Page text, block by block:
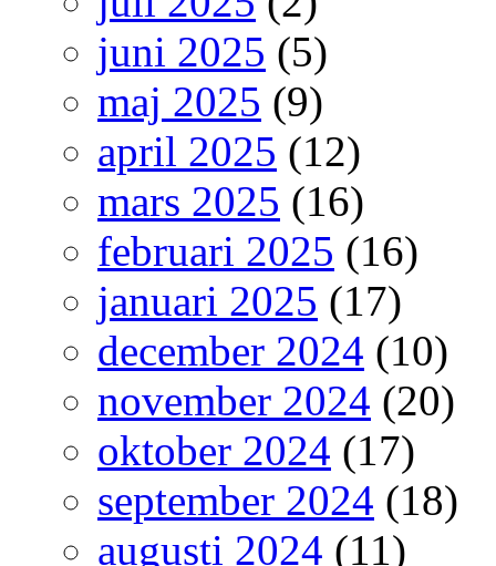
juni 2025 (5)
maj 2025 (9)
april 2025 (12)
mars 2025 (16)
februari 2025 (16)
januari 2025 (17)
december 2024 (10)
november 2024 (20)
oktober 2024 (17)
september 2024 (18)
augusti 2024 (11)